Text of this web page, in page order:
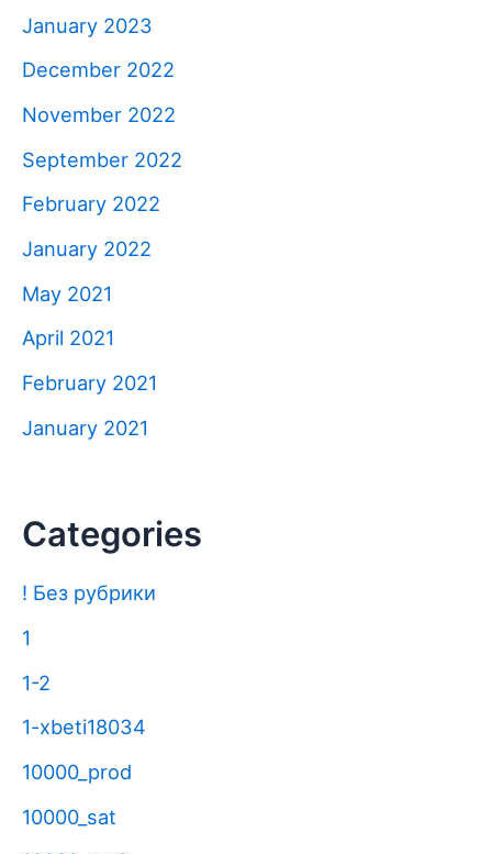
January 2023
December 2022
November 2022
September 2022
February 2022
January 2022
May 2021
April 2021
February 2021
January 2021
Categories
! Без рубрики
1
1-2
1-xbeti18034
10000_prod
10000_sat